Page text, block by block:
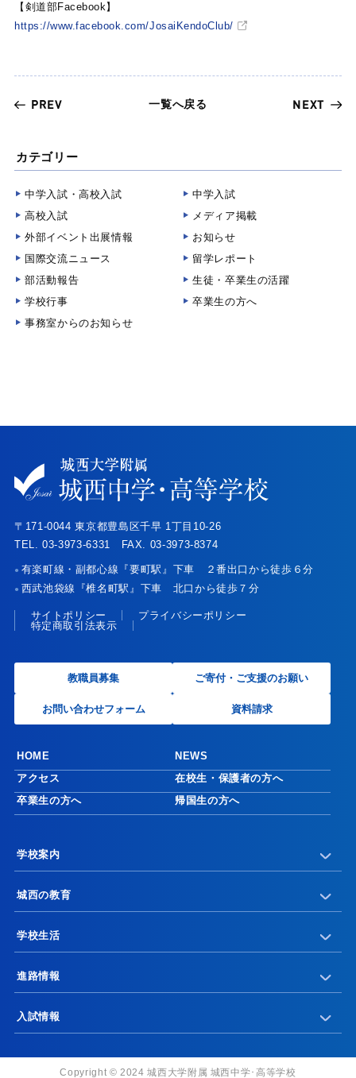
【剣道部Facebook】
https://www.facebook.com/JosaiKendoClub/
PREV 一覧へ戻る NEXT
カテゴリー
中学入試・高校入試
中学入試
高校入試
メディア掲載
外部イベント出展情報
お知らせ
国際交流ニュース
留学レポート
部活動報告
生徒・卒業生の活躍
学校行事
卒業生の方へ
事務室からのお知らせ
〒171-0044 東京都豊島区千早 1丁目10-26
TEL. 03-3973-6331 FAX. 03-3973-8374
● 有楽町線・副都心線『要町駅』下車 ２番出口から徒歩６分
● 西武池袋線『椎名町駅』下車 北口から徒歩７分
サイトポリシー
プライバシーポリシー
特定商取引法表示
教職員募集 ご寄付・ご支援のお願い
お問い合わせフォーム 資料請求
HOME
NEWS
アクセス
在校生・保護者の方へ
卒業生の方へ
帰国生の方へ
学校案内
城西の教育
学校生活
進路情報
入試情報
Copyright © 2024 城西大学附属 城西中学･高等学校